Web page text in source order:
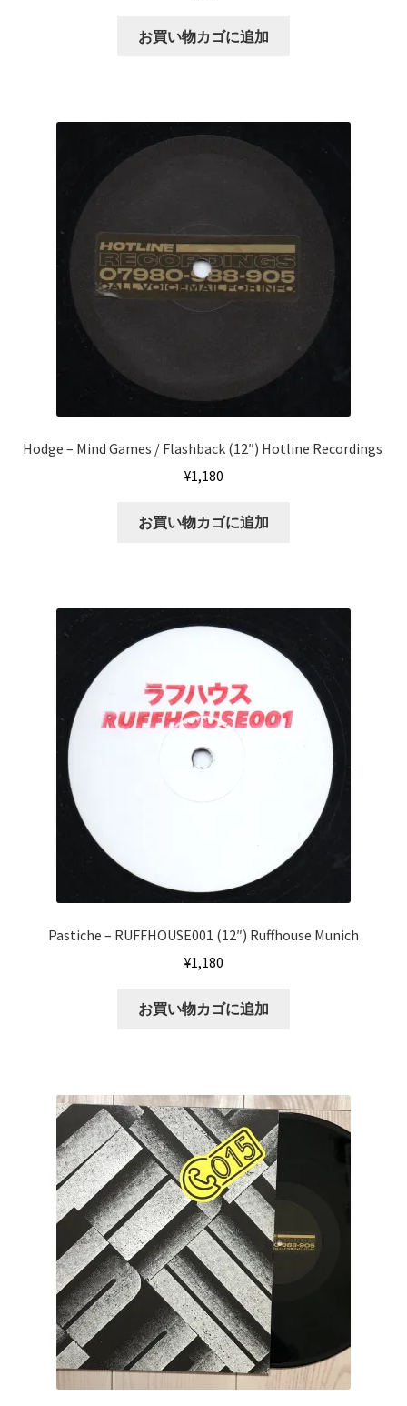
お買い物カゴに追加
Hodge ‎– Mind Games / Flashback (12″) Hotline Recordings ‎
¥1,180
お買い物カゴに追加
Pastiche – RUFFHOUSE001 (12″) Ruffhouse Munich
¥1,180
お買い物カゴに追加